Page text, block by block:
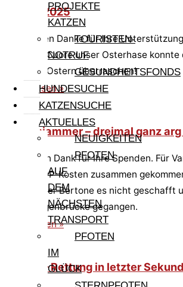
PROJEKTE
KATZEN
TOURISTEN-
NOTRUF
GESUNDHEITSFONDS
HUNDESUCHE
KATZENSUCHE
AKTUELLES
NEUIGKEITEN
PFOTEN
AUF
DEM
NÄCHSTEN
TRANSPORT
PFOTEN
IM
GLÜCK
Ostern 2025
Von Herzen Danke für Ihre
Grazie di Cuore unser Osterhase
L.I.D.A zu Ostern überraschen!
Weiterlesen »
Katzenjammer – dreimal ganz
Herzlichen Dank für Ihre Spenden. Für
sind die OP-Kosten zusammen
unser lieber Bertone es nicht geschafft
Regenbogenbrücke gegangen.
Weiterlesen »
Fergus – Rettung in letzter